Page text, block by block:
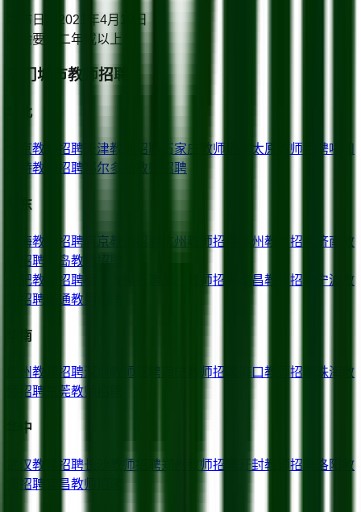
发布日期
2021年4月19日
经验要求
二年或以上
热门城市教师招聘
华北
北京教师招聘 天津教师招聘 石家庄 教师招聘 太原 教师招聘呼和
浩特教师招聘 鄂尔多斯 教师招聘
华东
上海教师招聘 南京教师招聘 杭州 教师招聘 苏州教师招聘 济南
教
师招聘
青岛教师招聘
合肥教师招聘 教师招聘 南昌教师招聘 宁波
教
师招聘
南通教师招聘
华南
广州教师招聘深圳 教师招聘 教师招聘 海口教师招聘 珠海
教
师招聘
东莞教师招聘
华中
武汉教师招聘长沙 教师招聘郑州 教师招聘 开封教师招聘 洛阳
教
师招聘
宜昌教师招聘